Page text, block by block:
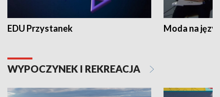
EDU Przystanek Moda na
WYPOCZYNEK I REKREACJA